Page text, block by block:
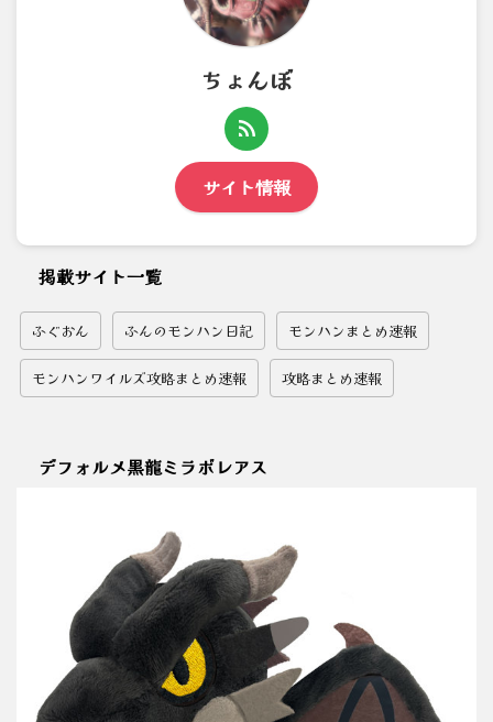
ちょんぼ
サイト情報
掲載サイト一覧
ふぐおん ふんのモンハン日記 モンハンまとめ速報
モンハンワイルズ攻略まとめ速報 攻略まとめ速報
デフォルメ黒龍ミラボレアス